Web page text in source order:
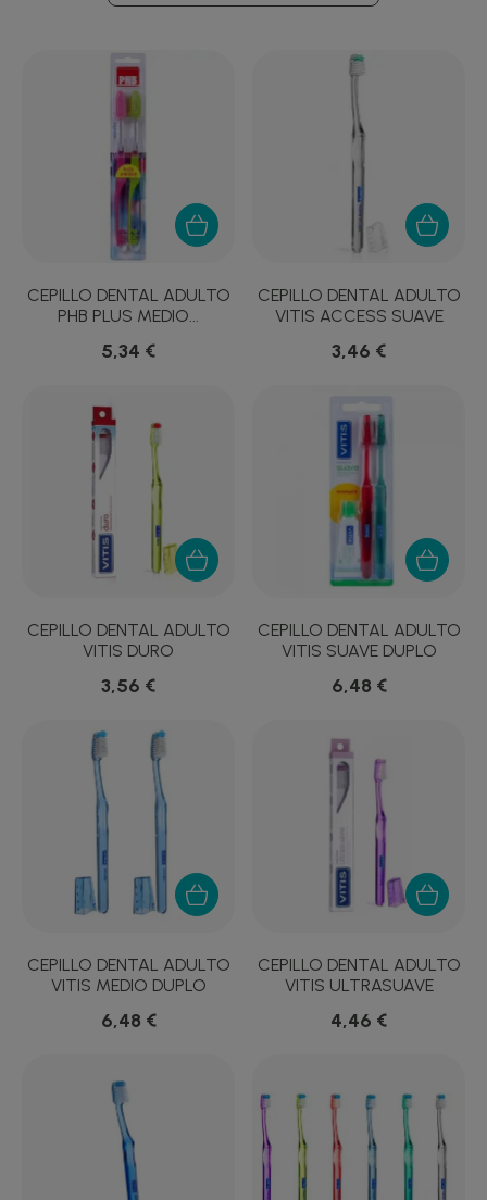
CEPILLO DENTAL ADULTO
PHB PLUS MEDIO...
5,34 €
CEPILLO DENTAL ADULTO
VITIS ACCESS SUAVE
3,46 €
CEPILLO DENTAL ADULTO
VITIS DURO
3,56 €
CEPILLO DENTAL ADULTO
VITIS SUAVE DUPLO
6,48 €
CEPILLO DENTAL ADULTO
VITIS MEDIO DUPLO
6,48 €
CEPILLO DENTAL ADULTO
VITIS ULTRASUAVE
4,46 €